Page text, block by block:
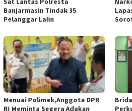
Banjarmasin Tindak 35
Pelanggar Lalin
Menuai Polimek,Anggota DPR
RI Meminta Segera Adakan